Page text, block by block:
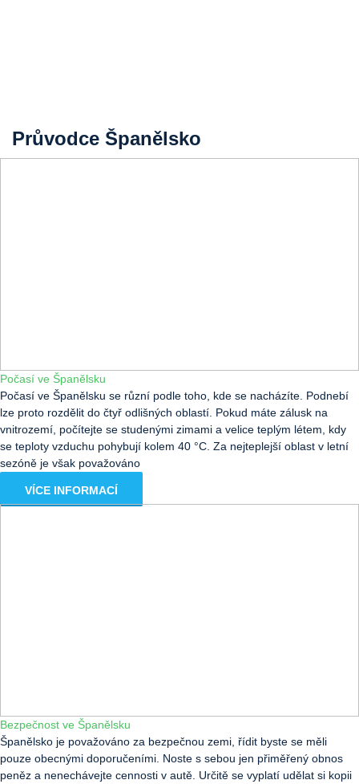
Průvodce Španělsko
Počasí ve Španělsku
Počasí ve Španělsku se různí podle toho, kde se nacházíte. Podnebí
lze proto rozdělit do čtyř odlišných oblastí. Pokud máte zálusk na
vnitrozemí, počítejte se studenými zimami a velice teplým létem, kdy
se teploty vzduchu pohybují kolem 40 °C. Za nejteplejší oblast v letní
sezóně je však považováno
VÍCE INFORMACÍ
Bezpečnost ve Španělsku
Španělsko je považováno za bezpečnou zemi, řídit byste se měli
pouze obecnými doporučeními. Noste s sebou jen přiměřený obnos
peněz a nenechávejte cennosti v autě. Určitě se vyplatí udělat si kopii